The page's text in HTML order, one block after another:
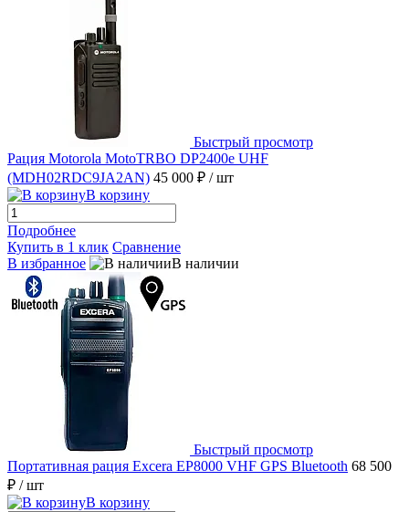
Быстрый просмотр
Рация Motorola MotoTRBO DP2400e UHF
(MDH02RDC9JA2AN) 45 000 ₽ / шт
В корзину
Подробнее
Купить в 1 клик Сравнение
В избранное
В наличии
Быстрый просмотр
Портативная рация Excera EP8000 VHF GPS Bluetooth 68 500
₽ / шт
В корзину